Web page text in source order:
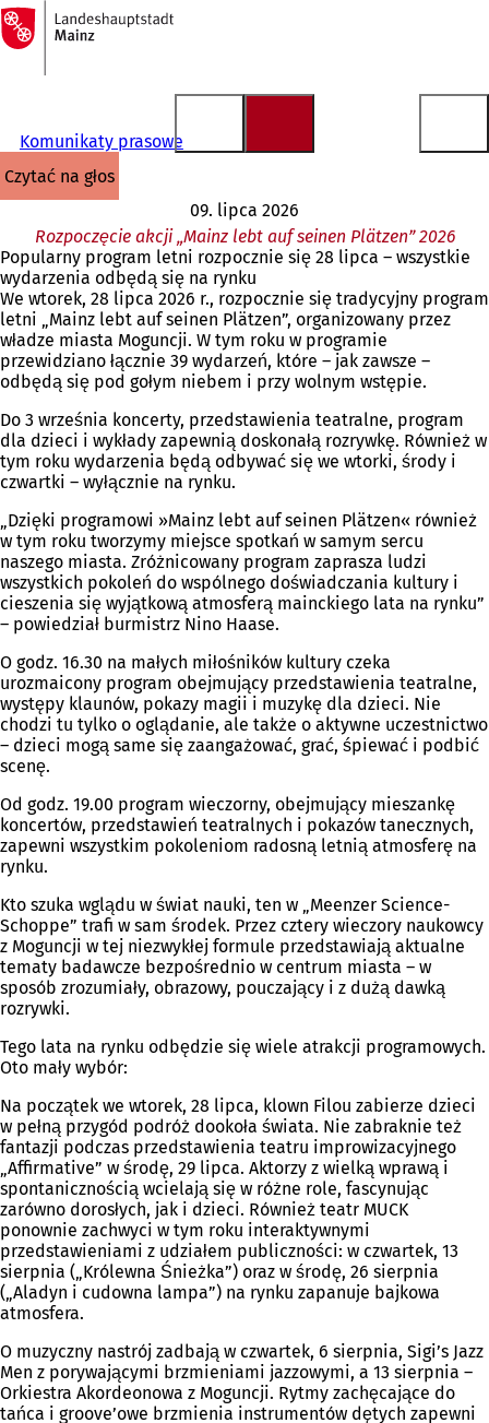
Przejdź do treści
Do
strony
głównej
Komunikaty prasowe
czytać na głos
09. lipca 2026
Rozpoczęcie akcji „Mainz lebt auf seinen Plätzen” 2026
Popularny program letni rozpocznie się 28 lipca – wszystkie
wydarzenia odbędą się na rynku
We wtorek, 28 lipca 2026 r., rozpocznie się tradycyjny program
letni „Mainz lebt auf seinen Plätzen”, organizowany przez
władze miasta Moguncji. W tym roku w programie
przewidziano łącznie 39 wydarzeń, które – jak zawsze –
odbędą się pod gołym niebem i przy wolnym wstępie.
Do 3 września koncerty, przedstawienia teatralne, program
dla dzieci i wykłady zapewnią doskonałą rozrywkę. Również w
tym roku wydarzenia będą odbywać się we wtorki, środy i
czwartki – wyłącznie na rynku.
„Dzięki programowi »Mainz lebt auf seinen Plätzen« również
w tym roku tworzymy miejsce spotkań w samym sercu
naszego miasta. Zróżnicowany program zaprasza ludzi
wszystkich pokoleń do wspólnego doświadczania kultury i
cieszenia się wyjątkową atmosferą mainckiego lata na rynku”
– powiedział burmistrz Nino Haase.
O godz. 16.30 na małych miłośników kultury czeka
urozmaicony program obejmujący przedstawienia teatralne,
występy klaunów, pokazy magii i muzykę dla dzieci. Nie
chodzi tu tylko o oglądanie, ale także o aktywne uczestnictwo
– dzieci mogą same się zaangażować, grać, śpiewać i podbić
scenę.
Od godz. 19.00 program wieczorny, obejmujący mieszankę
koncertów, przedstawień teatralnych i pokazów tanecznych,
zapewni wszystkim pokoleniom radosną letnią atmosferę na
rynku.
Kto szuka wglądu w świat nauki, ten w „Meenzer Science-
Schoppe” trafi w sam środek. Przez cztery wieczory naukowcy
z Moguncji w tej niezwykłej formule przedstawiają aktualne
tematy badawcze bezpośrednio w centrum miasta – w
sposób zrozumiały, obrazowy, pouczający i z dużą dawką
rozrywki.
Tego lata na rynku odbędzie się wiele atrakcji programowych.
Oto mały wybór:
Na początek we wtorek, 28 lipca, klown Filou zabierze dzieci
w pełną przygód podróż dookoła świata. Nie zabraknie też
fantazji podczas przedstawienia teatru improwizacyjnego
„Affirmative” w środę, 29 lipca. Aktorzy z wielką wprawą i
spontanicznością wcielają się w różne role, fascynując
zarówno dorosłych, jak i dzieci. Również teatr MUCK
ponownie zachwyci w tym roku interaktywnymi
przedstawieniami z udziałem publiczności: w czwartek, 13
sierpnia („Królewna Śnieżka”) oraz w środę, 26 sierpnia
(„Aladyn i cudowna lampa”) na rynku zapanuje bajkowa
atmosfera.
O muzyczny nastrój zadbają w czwartek, 6 sierpnia, Sigi’s Jazz
Men z porywającymi brzmieniami jazzowymi, a 13 sierpnia –
Orkiestra Akordeonowa z Moguncji. Rytmy zachęcające do
tańca i groove’owe brzmienia instrumentów dętych zapewni